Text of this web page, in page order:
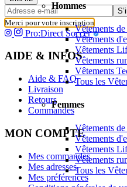
Hommes
Vêtements
Vêtements
Vêtements
Vêtements
Vêtements
Tous les
Femmes
Vêtements
Vêtements
Vêtements
Vêtements
Tous les
Merci pour votre inscription
Pro:Direct Soccer
AIDE & INFOS
Aide & FAQ
Livraison
Retours
Commandes
MON COMPTE
Mes commandes
Mes adresses
Mes préférences